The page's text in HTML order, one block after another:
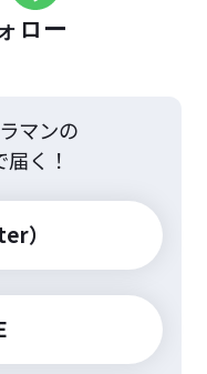
ロー
マンの
く！
）